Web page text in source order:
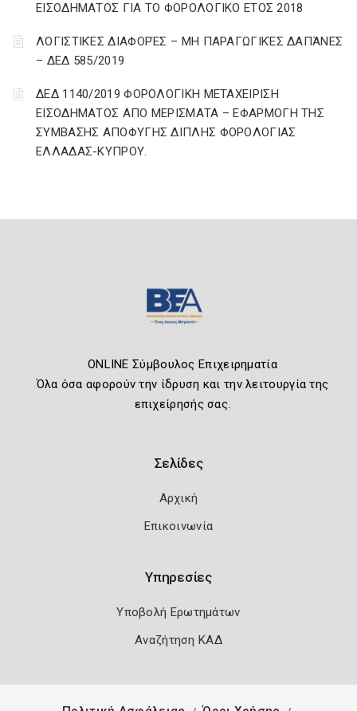
ΕΙΣΟΔΗΜΑΤΟΣ ΓΙΑ ΤΟ ΦΟΡΟΛΟΓΙΚΟ ΕΤΟΣ 2018
ΛΟΓΙΣΤΙΚΈΣ ΔΙΑΦΟΡΈΣ – ΜΗ ΠΑΡΑΓΩΓΙΚΈΣ ΔΑΠΆΝΕΣ
– ΔΕΔ 585/2019
ΔΕΔ 1140/2019 ΦΟΡΟΛΟΓΙΚΗ ΜΕΤΑΧΕΙΡΙΣΗ
ΕΙΣΟΔΗΜΑΤΟΣ ΑΠΟ ΜΕΡΙΣΜΑΤΑ – ΕΦΑΡΜΟΓΗ ΤΗΣ
ΣΥΜΒΑΣΗΣ ΑΠΟΦΥΓΗΣ ΔΙΠΛΗΣ ΦΟΡΟΛΟΓΙΑΣ
ΕΛΛΑΔΑΣ-ΚΥΠΡΟΥ.
ONLINE Σύμβουλος Επιχειρηματία
Όλα όσα αφορούν την ίδρυση και την λειτουργία της
επιχείρησής σας.
Σελίδες
Αρχική
Επικοινωνία
Υπηρεσίες
Υποβολή Ερωτημάτων
Αναζήτηση ΚΑΔ